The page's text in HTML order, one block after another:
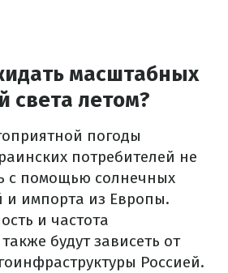
масштабных
света летом?
погоды
потребителей не
с помощью солнечных
и импорта из Европы.
и частота
будут зависеть от
Россией.